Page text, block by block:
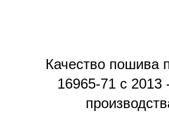
Качество пошива
16965-71 с 2013